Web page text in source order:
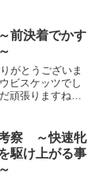
決着でかす
がとうございま
ビスケッツでし
頑張りますね！
察 ～快速牝
駆け上がる事